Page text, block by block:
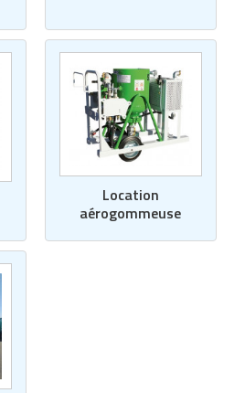
Location
aérogommeuse